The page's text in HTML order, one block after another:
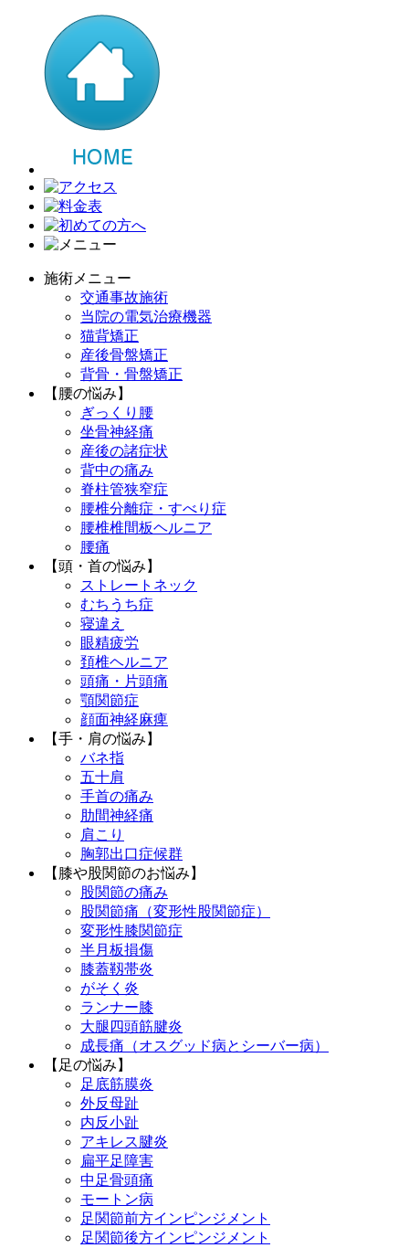
施術メニュー
交通事故施術
当院の電気治療機器
猫背矯正
産後骨盤矯正
背骨・骨盤矯正
【腰の悩み】
ぎっくり腰
坐骨神経痛
産後の諸症状
背中の痛み
脊柱管狭窄症
腰椎分離症・すべり症
腰椎椎間板ヘルニア
腰痛
【頭・首の悩み】
ストレートネック
むちうち症
寝違え
眼精疲労
頚椎ヘルニア
頭痛・片頭痛
顎関節症
顔面神経麻痺
【手・肩の悩み】
バネ指
五十肩
手首の痛み
肋間神経痛
肩こり
胸郭出口症候群
【膝や股関節のお悩み】
股関節の痛み
股関節痛（変形性股関節症）
変形性膝関節症
半月板損傷
膝蓋靱帯炎
がそく炎
ランナー膝
大腿四頭筋腱炎
成長痛（オスグッド病とシーバー病）
【足の悩み】
足底筋膜炎
外反母趾
内反小趾
アキレス腱炎
扁平足障害
中足骨頭痛
モートン病
足関節前方インピンジメント
足関節後方インピンジメント